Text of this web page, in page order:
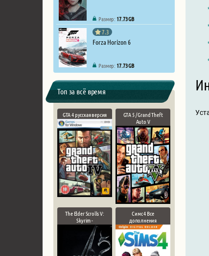
Размер: 17.73 GB
7.3
Forza Horizon 6
Размер: 17.73 GB
Топ за всё время
GTA 4 русская версия
GTA 5 / Grand Theft
Auto V
The Elder Scrolls V:
Skyrim -
Симс 4 Все
дополнения